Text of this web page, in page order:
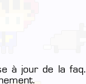
à jour de la faq.